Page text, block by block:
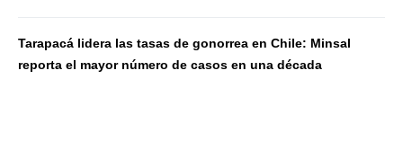
Tarapacá lidera las tasas de gonorrea en Chile: Minsal
reporta el mayor número de casos en una década